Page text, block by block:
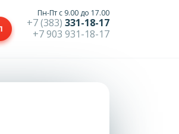
Пн-Пт с 9.00 до 17.00
+7 (383) 331-18-17
+7 903 931-18-17